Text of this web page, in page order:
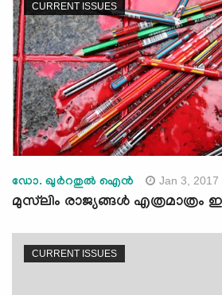
CURRENT ISSUES
ഡോ. ഖുര്‍റതുല്‍ ഐന്‍ Jan 3, 2017
മുസ്‌ലിം രാജ്യങ്ങള്‍ എത്രമാത്രം
CURRENT ISSUES